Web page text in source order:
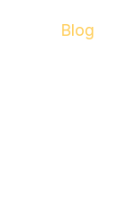
Blog